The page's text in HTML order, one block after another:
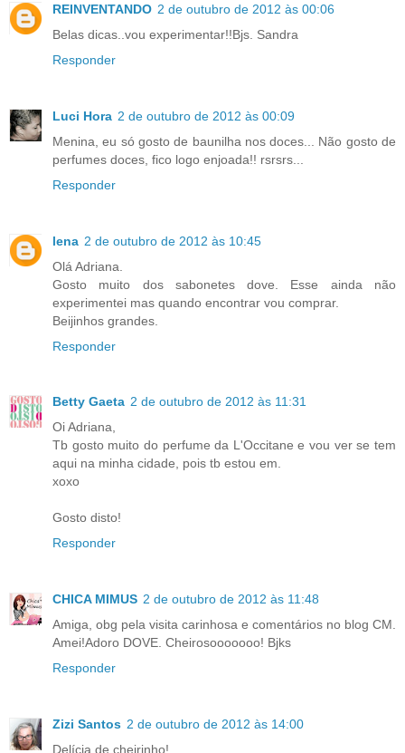
REINVENTANDO 2 de outubro de 2012 às 00:06
Belas dicas..vou experimentar!!Bjs. Sandra
Responder
Luci Hora 2 de outubro de 2012 às 00:09
Menina, eu só gosto de baunilha nos doces... Não gosto de
perfumes doces, fico logo enjoada!! rsrsrs...
Responder
lena 2 de outubro de 2012 às 10:45
Olá Adriana.
Gosto muito dos sabonetes dove. Esse ainda não
experimentei mas quando encontrar vou comprar.
Beijinhos grandes.
Responder
Betty Gaeta 2 de outubro de 2012 às 11:31
Oi Adriana,
Tb gosto muito do perfume da L'Occitane e vou ver se tem
aqui na minha cidade, pois tb estou em.
xoxo
Gosto disto!
Responder
CHICA MIMUS 2 de outubro de 2012 às 11:48
Amiga, obg pela visita carinhosa e comentários no blog CM.
Amei!Adoro DOVE. Cheirosooooooo! Bjks
Responder
Zizi Santos 2 de outubro de 2012 às 14:00
Delícia de cheirinho!